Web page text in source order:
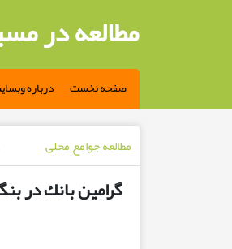
مطالعه در
صفحه نخست درباره
مطالعه جوامع محلی
گرامين بانك در